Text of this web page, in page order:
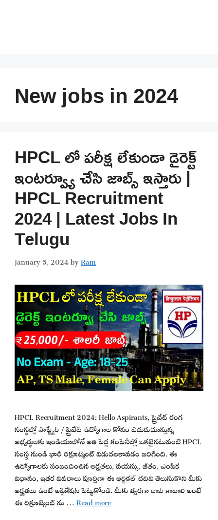
New jobs in 2024
HPCL లో పరీక్ష లేకుండా డైరెక్ట్
ఇంటర్వ్యూ చేసి జాబ్స్ ఇస్తారు |
HPCL Recruitment
2024 | Latest Jobs In
Telugu
January 5, 2024byRam
HPCL Recruitment 2024: Hello Aspirants, ప్రైవేట్ రంగ
సంస్థల్లో సాఫ్ట్వేర్ / ప్రైవేట్ ఉద్యోగాల కోసం ఎదురుచూస్తున్న
అభ్యర్థులకు ఇండియాలోనే అతి పెద్ద కంపెనీల్లో ఒకటైనటువంటి HPCL
సంస్థ నుండి భారీ రిక్రూట్మెంట్ విడుదలకావడం జరిగింది. ఈ
ఉద్యోగాలకు సంబందించిన అర్హతలు, వయస్సు, జీతం, ఎంపిక
విధానం, ఇతర వివరాలు పూర్తిగా ఈ ఆర్టికల్ చదివి తెలుసుకొని మీకు
అర్హతలు ఉంటే అప్లికేషన్ పెట్టుకోండి. మీకు త్వరగా జాబ్ కావాలి అంటే
ఈ రిక్రూట్మెంట్ ను …Read more